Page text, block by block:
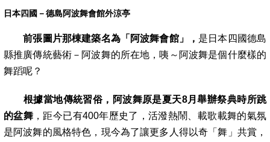
日本四國－德島阿波舞會館外涼亭
前張圖片那棟建築名為「阿波舞會館」， 是日本四國德島
縣推廣傳統藝術－阿波舞的所在地，咦～阿波舞是個什麼樣的
舞蹈呢？
根據當地傳統習俗，阿波舞原是夏天8月舉辦祭典時所跳
的盆舞 ，距今已有400年歷史了，活潑熱鬧、載歌載舞的氣氛
是阿波舞的風格特色，現今為了讓更多人得以奇「舞」共賞，